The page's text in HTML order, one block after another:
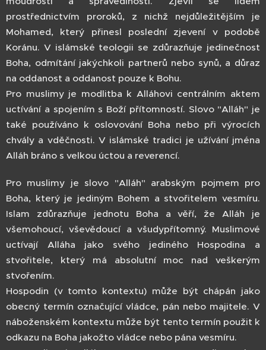
prostřednictvím proroků, z nichž nejdůležitějším je
Mohamed, který přinesl poslední zjevení v podobě
Koránu. V islámské teologii se zdůrazňuje jedinečnost
Boha, odmítání jakýchkoli partnerů nebo synů, a důraz
na oddanost a oddanost pouze k Bohu.
Pro muslimy je modlitba k Alláhovi centrálním aktem
uctívání a spojením s Boží přítomností. Slovo "Alláh" je
také používáno k oslovování Boha nebo při výrocích
chvály a vděčnosti. V islámské tradici je užívání jména
Alláh bráno s velkou úctou a reverencí.
Pro muslimy je slovo "Alláh" arabským pojmem pro
Boha, který je jediným Bohem a stvořitelem vesmíru.
Islam zdůrazňuje jednotu Boha a věří, že Alláh je
všemohoucí, vševědoucí a všudypřítomný. Muslimové
uctívají Alláha jako svého jediného Hospodina a
stvořitele, který má absolutní moc nad veškerým
stvořením.
Hospodin (v tomto kontextu) může být chápán jako
obecný termín označující vládce, pán nebo majitele. V
náboženském kontextu může být tento termín použit k
odkazu na Boha jakožto vládce nebo pána vesmíru.